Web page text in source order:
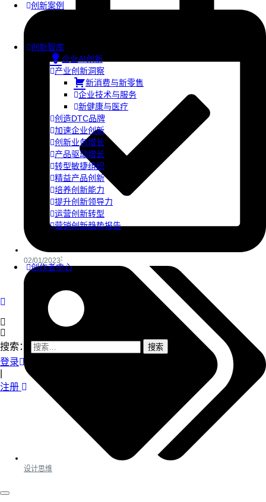
创新案例
创新智库
企业AI创新
产业创新洞察
新消费与新零售
企业技术与服务
新健康与医疗
创造DTC品牌
加速企业创新
创新业务增长
产品驱动增长
转型敏捷组织
精益产品创新
培养创新能力
提升创新领导力
运营创新转型
营销创新趋势报告
创作者中心
搜索：
登录
注册
02/01/2023
设计思维